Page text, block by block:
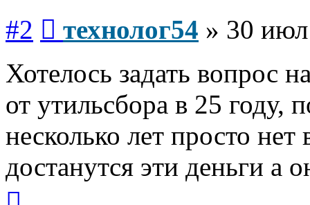
#2 технолог54 » 30
Хотелось задать вопрос
от утильсбора в 25 году,
несколько лет просто
достанутся эти деньги а